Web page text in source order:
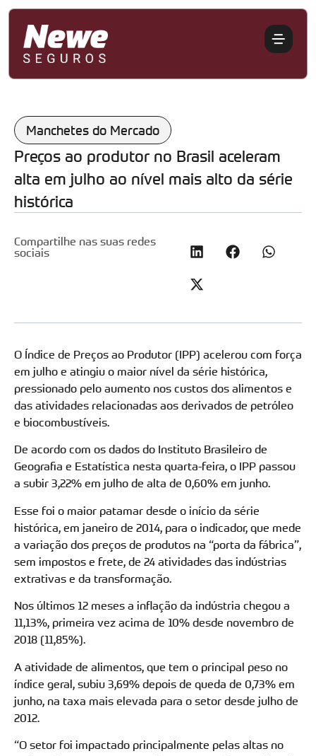
Manchetes do Mercado
Preços ao produtor no Brasil aceleram
alta em julho ao nível mais alto da série
histórica
Compartilhe nas suas redes
sociais
O Índice de Preços ao Produtor (IPP) acelerou com força
em julho e atingiu o maior nível da série histórica,
pressionado pelo aumento nos custos dos alimentos e
das atividades relacionadas aos derivados de petróleo
e biocombustíveis.
De acordo com os dados do Instituto Brasileiro de
Geografia e Estatística nesta quarta-feira, o IPP passou
a subir 3,22% em julho de alta de 0,60% em junho.
Esse foi o maior patamar desde o início da série
histórica, em janeiro de 2014, para o indicador, que mede
a variação dos preços de produtos na “porta da fábrica”,
sem impostos e frete, de 24 atividades das indústrias
extrativas e da transformação.
Nos últimos 12 meses a inflação da indústria chegou a
11,13%, primeira vez acima de 10% desde novembro de
2018 (11,85%).
A atividade de alimentos, que tem o principal peso no
índice geral, subiu 3,69% depois de queda de 0,73% em
junho, na taxa mais elevada para o setor desde julho de
2012.
“O setor foi impactado principalmente pelas altas no